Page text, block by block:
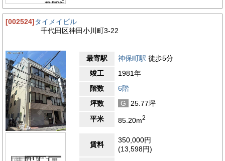
[002524]タイメイビル
千代田区神田小川町3-22
最寄駅 神保町駅 徒歩5分
竣工
1981年
階数
6階
坪数
G
25.77坪
平米
85.20m2
賃料
350,000円
(13,598円)